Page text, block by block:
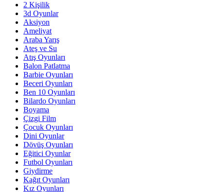
2 Kişilik
3d Oyunlar
Aksiyon
Ameliyat
Araba Yarış
Ateş ve Su
Atış Oyunları
Balon Patlatma
Barbie Oyunları
Beceri Oyunları
Ben 10 Oyunları
Bilardo Oyunları
Boyama
Çizgi Film
Çocuk Oyunları
Dini Oyunlar
Dövüş Oyunları
Eğitici Oyunlar
Futbol Oyunları
Giydirme
Kağıt Oyunları
Kız Oyunları